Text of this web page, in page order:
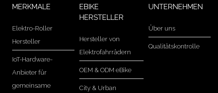
MERKMALE
Elektro-Roller
Hersteller
IoT-Hardware-
Anbieter für
gemeinsame
EBIKE
HERSTELLER
Hersteller von
Elektrofahrrädern
OEM & ODM eBike
City & Urban
UNTERNEHMEN
Über uns
Qualitätskontrolle